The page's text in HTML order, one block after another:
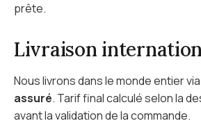
prête.
Livraison
Nous livrons dans le monde entier via
assuré. Tarif final calculé selon la
avant la validation de la commande.